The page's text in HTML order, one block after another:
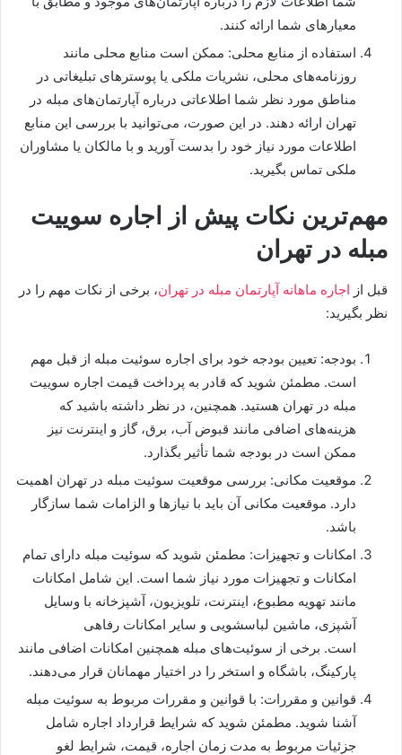
معیارهای شما ارائه کنند.
استفاده از منابع محلی: ممکن است منابع محلی مانند
روزنامه‌های محلی، نشریات ملکی یا پوسترهای تبلیغاتی در
مناطق مورد نظر شما اطلاعاتی درباره آپارتمان‌های مبله در
تهران ارائه دهند. در این صورت، می‌توانید با بررسی این منابع
اطلاعات مورد نیاز خود را بدست آورید و با مالکان یا مشاوران
ملکی تماس بگیرید.
مهم‌ترین نکات پیش از اجاره سوییت
مبله در تهران
قبل از اجاره ماهانه آپارتمان مبله در تهران، برخی از نکات مهم را در
نظر بگیرید:
بودجه: تعیین بودجه خود برای اجاره سوئیت مبله از قبل مهم
است. مطمئن شوید که قادر به پرداخت قیمت اجاره سوییت
مبله در تهران هستید. همچنین، در نظر داشته باشید که
هزینه‌های اضافی مانند قبوض آب، برق، گاز و اینترنت نیز
ممکن است در بودجه شما تأثیر بگذارد.
موقعیت مکانی: بررسی موقعیت سوئیت مبله در تهران اهمیت
دارد. موقعیت مکانی آن باید با نیازها و الزامات شما سازگار
باشد.
امکانات و تجهیزات: مطمئن شوید که سوئیت مبله دارای تمام
امکانات و تجهیزات مورد نیاز شما است. این شامل امکانات
مانند تهویه مطبوع، اینترنت، تلویزیون، آشپزخانه با وسایل
آشپزی، ماشین لباسشویی و سایر امکانات رفاهی
است. برخی از سوئیت‌های مبله همچنین امکانات اضافی مانند
پارکینگ، باشگاه و استخر را در اختیار مهمانان قرار می‌دهند.
قوانین و مقررات: با قوانین و مقررات مربوط به سوئیت مبله
آشنا شوید. مطمئن شوید که شرایط قرارداد اجاره شامل
جزئیات مربوط به مدت زمان اجاره، قیمت، شرایط لغو